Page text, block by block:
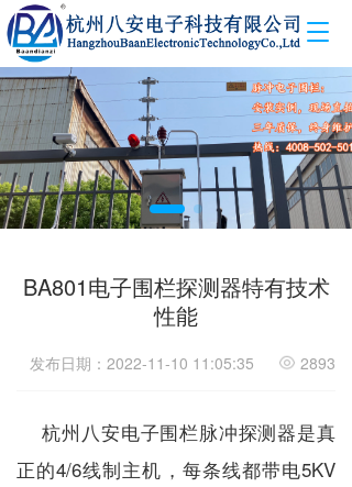
T
g
l
e
n
a
v
i
a
t
n
BA801电子围栏探测器特有技术
性能
发布日期：2022-11-10 11:05:35 2893
杭州八安电子围栏脉冲探测器是真
正的4/6线制主机，每条线都带电5KV